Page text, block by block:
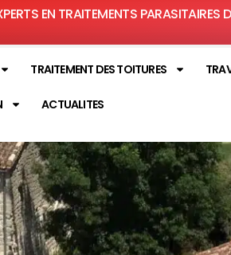
EN TRAITEMENTS PARASITAIRES
TRAITEMENT DES TOITURES
ACTUALITES